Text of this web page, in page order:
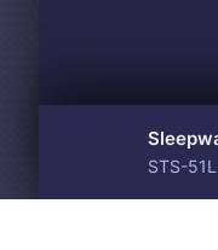
STS-51L